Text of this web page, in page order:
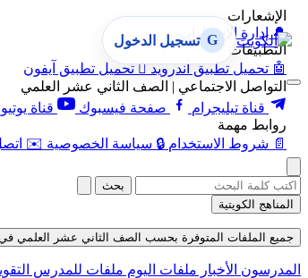
الإشعارات
🔔 إدارة الإشعارات
التطبيقات
🤖 تحميل تطبيق أندرويد  تحميل تطبيق آيفون
التواصل الاجتماعي | الصف الثاني عشر العلمي
قناة تيليجرام
صفحة فيسبوك قناة
روابط مهمة
📄 شروط الاستخدام 🔒 سياسة الخصوصية ✉️
G تسجيل الدخول
بحث
المناهج الكويتية
جميع الملفات المتوفرة بحسب الصف الثاني عشر العلمي في
المدرسون الأخبار ملفات اليوم ملفات للمدرس